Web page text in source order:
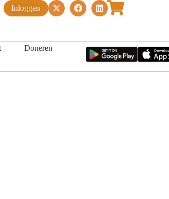
Inloggen
Doneren